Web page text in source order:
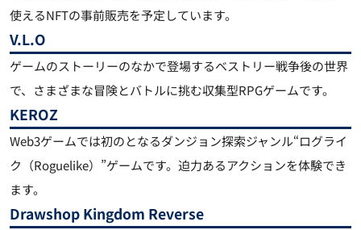
使えるNFTの事前販売を予定しています。
V.L.O
ゲームのストーリーのなかで登場するベストリー戦争後の世界
で、さまざまな冒険とバトルに挑む収集型RPGゲームです。
KEROZ
Web3ゲームでは初のとなるダンジョン探索ジャンル“ログライ
ク（Roguelike）”ゲームです。迫力あるアクションを体験でき
ます。
Drawshop Kingdom Reverse